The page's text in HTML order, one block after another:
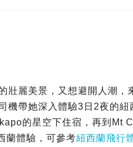
壯麗美景，又想避開人潮
機帶她深入體驗3日2夜的
的星空下住宿，再到Mt
蘭體驗，可參考紐西蘭飛行